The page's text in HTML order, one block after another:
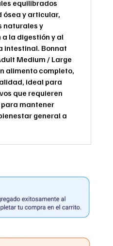
equilibrados
ósea y articular,
naturales y
la digestión y al
intestinal. Bonnat
Medium / Large
alimento completo,
ideal para
que requieren
mantener
general a